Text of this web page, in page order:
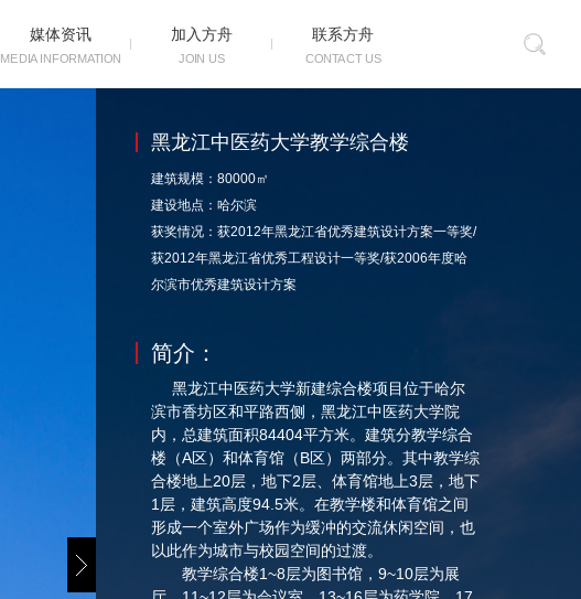
媒体资讯
MEDIA INFORMATION
加入方舟
JOIN US
联系方舟
CONTACT US
黑龙江中医药大学教学综合楼
建筑规模：80000㎡
建设地点：哈尔滨
获奖情况：获2012年黑龙江省优秀建筑设计方案一等奖/
获2012年黑龙江省优秀工程设计一等奖/获2006年度哈
尔滨市优秀建筑设计方案
简介：
黑龙江中医药大学新建综合楼项目位于哈尔
滨市香坊区和平路西侧，黑龙江中医药大学院
内，总建筑面积84404平方米。建筑分教学综合
楼（A区）和体育馆（B区）两部分。其中教学综
合楼地上20层，地下2层、体育馆地上3层，地下
1层，建筑高度94.5米。在教学楼和体育馆之间
形成一个室外广场作为缓冲的交流休闲空间，也
以此作为城市与校园空间的过渡。
教学综合楼1~8层为图书馆，9~10层为展